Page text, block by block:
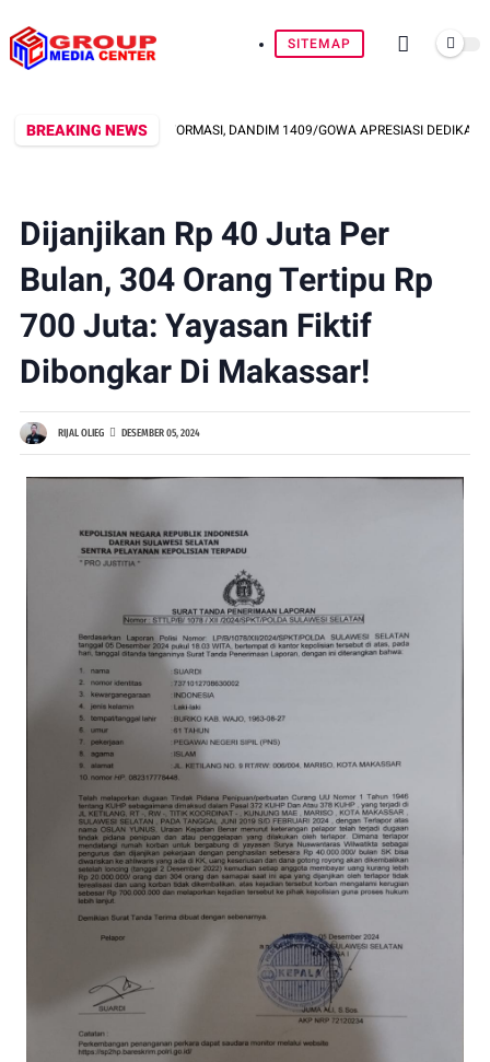
SITEMAP
BREAKING NEWS
TRANSPARANSI INFORMASI, DANDIM 1409/GOWA APRESIASI DEDIKASI
Dijanjikan Rp 40 Juta Per
Bulan, 304 Orang Tertipu Rp
700 Juta: Yayasan Fiktif
Dibongkar Di Makassar!
RIJAL OLIEG DESEMBER 05, 2024